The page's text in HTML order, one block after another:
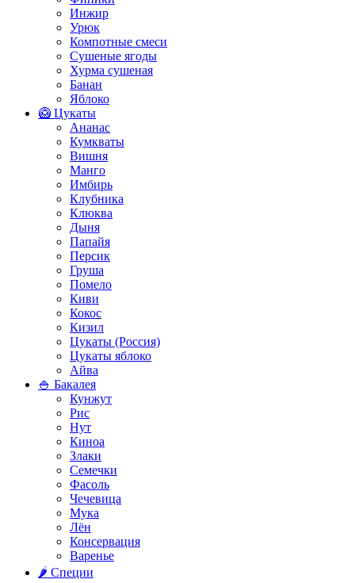
Инжир
Урюк
Компотные смеси
Сушеные ягоды
Хурма сушеная
Банан
Яблоко
🥝 Цукаты
Ананас
Кумкваты
Вишня
Манго
Имбирь
Клубника
Клюква
Дыня
Папайя
Персик
Груша
Помело
Киви
Кокос
Кизил
Цукаты (Россия)
Цукаты яблоко
Айва
🍚 Бакалея
Кунжут
Рис
Нут
Киноа
Злаки
Семечки
Фасоль
Чечевица
Мука
Лён
Консервация
Варенье
🌶️ Специи